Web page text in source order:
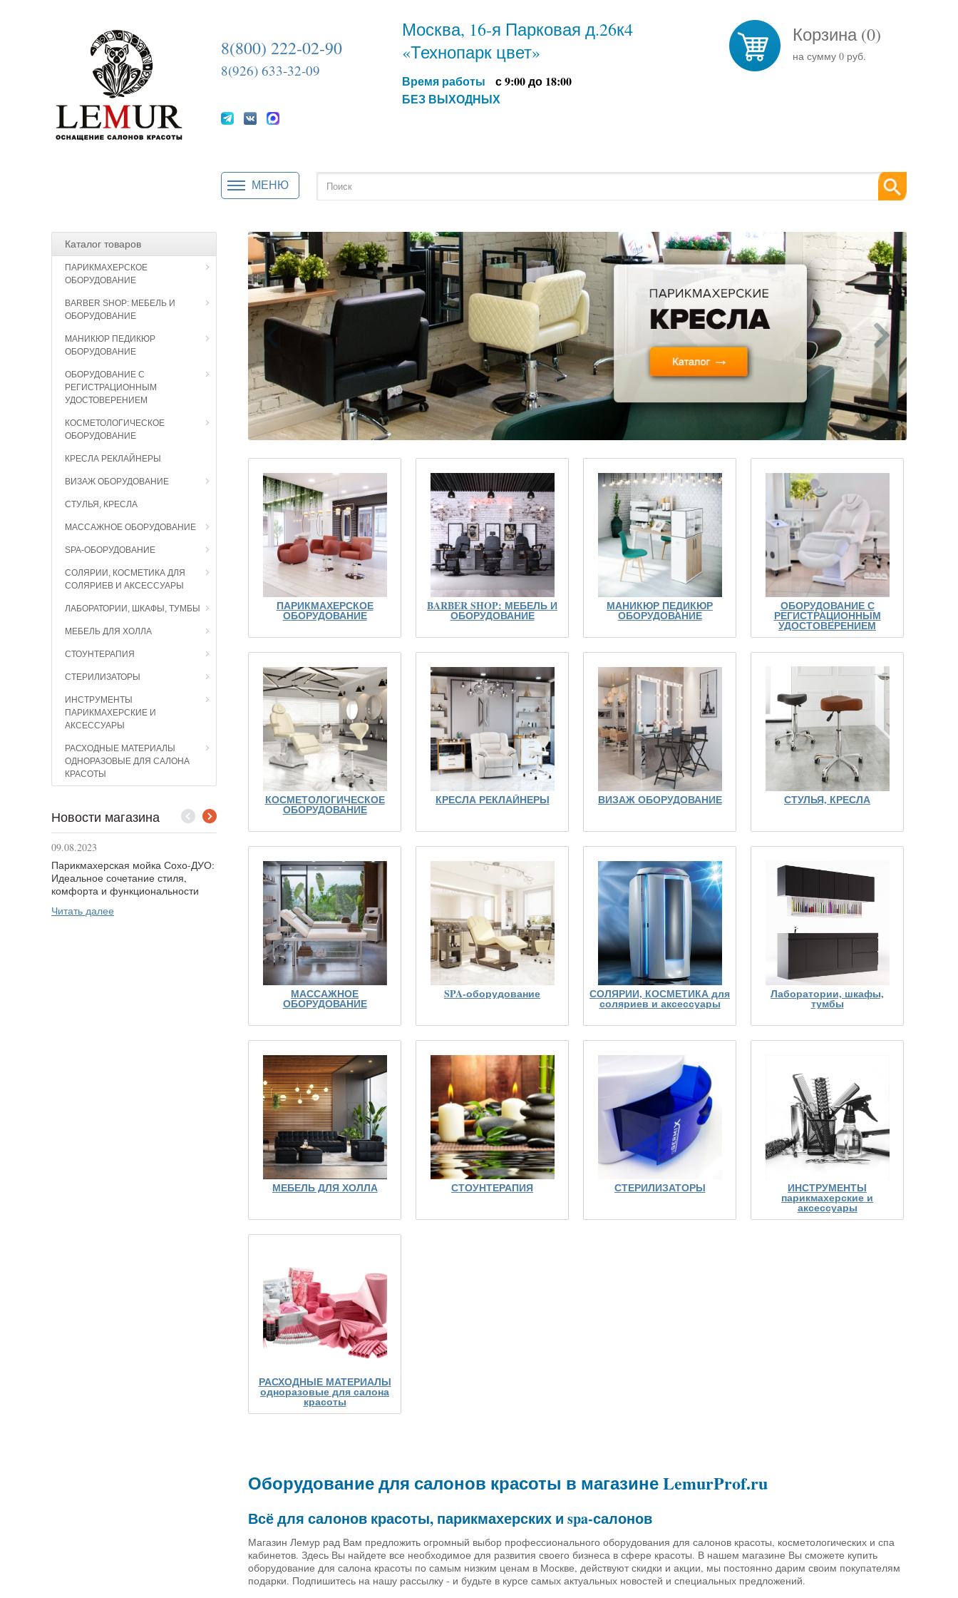
8(800) 222-02-90
8(926) 633-32-09
Москва, 16-я Парковая д.26к4
«Технопарк цвет»
Время работы
с 9:00 до 18:00
БЕЗ ВЫХОДНЫХ
Корзина (0)
на сумму 0 руб.
МЕНЮ
Каталог товаров
ПАРИКМАХЕРСКОЕ
ОБОРУДОВАНИЕ
BARBER SHOP: МЕБЕЛЬ И
ОБОРУДОВАНИЕ
МАНИКЮР ПЕДИКЮР
ОБОРУДОВАНИЕ
ОБОРУДОВАНИЕ С
РЕГИСТРАЦИОННЫМ
УДОСТОВЕРЕНИЕМ
КОСМЕТОЛОГИЧЕСКОЕ
ОБОРУДОВАНИЕ
КРЕСЛА РЕКЛАЙНЕРЫ
ВИЗАЖ ОБОРУДОВАНИЕ
СТУЛЬЯ, КРЕСЛА
МАССАЖНОЕ ОБОРУДОВАНИЕ
SPA-ОБОРУДОВАНИЕ
СОЛЯРИИ, КОСМЕТИКА ДЛЯ
СОЛЯРИЕВ И АКСЕССУАРЫ
ЛАБОРАТОРИИ, ШКАФЫ, ТУМБЫ
МЕБЕЛЬ ДЛЯ ХОЛЛА
СТОУНТЕРАПИЯ
СТЕРИЛИЗАТОРЫ
ИНСТРУМЕНТЫ
ПАРИКМАХЕРСКИЕ И
АКСЕССУАРЫ
РАСХОДНЫЕ МАТЕРИАЛЫ
ОДНОРАЗОВЫЕ ДЛЯ САЛОНА
КРАСОТЫ
Новости магазина
09.08.2023
Парикмахерская мойка Сохо-ДУО:
Идеальное сочетание стиля,
комфорта и функциональности
Читать далее
04.08.2023
Что нужно для обустройства
парикмахерской эконом-класса
Читать далее
26.07.2023
Презентация кресла Дэвид Барбер
Читать далее
ПАРИКМАХЕРСКОЕ
ОБОРУДОВАНИЕ
BARBER SHOP: МЕБЕЛЬ И
ОБОРУДОВАНИЕ
МАНИКЮР ПЕДИКЮР
ОБОРУДОВАНИЕ
ОБОРУДОВАНИЕ С
РЕГИСТРАЦИОННЫМ
УДОСТОВЕРЕНИЕМ
КОСМЕТОЛОГИЧЕСКОЕ
ОБОРУДОВАНИЕ
КРЕСЛА РЕКЛАЙНЕРЫ ВИЗАЖ ОБОРУДОВАНИЕ СТУЛЬЯ, КРЕСЛА
МАССАЖНОЕ
ОБОРУДОВАНИЕ
SPA-оборудование СОЛЯРИИ, КОСМЕТИКА для
соляриев и аксессуары
Лаборатории, шкафы,
тумбы
МЕБЕЛЬ ДЛЯ ХОЛЛА СТОУНТЕРАПИЯ СТЕРИЛИЗАТОРЫ ИНСТРУМЕНТЫ
парикмахерские и
аксессуары
РАСХОДНЫЕ МАТЕРИАЛЫ
одноразовые для салона
красоты
Оборудование для салонов красоты в магазине LemurProf.ru
Всё для салонов красоты, парикмахерских и spa-салонов
Магазин Лемур рад Вам предложить огромный выбор профессионального оборудования для салонов красоты, косметологических и спа
кабинетов. Здесь Вы найдете все необходимое для развития своего бизнеса в сфере красоты. В нашем магазине Вы сможете купить
оборудование для салона красоты по самым низким ценам в Москве, действуют скидки и акции, мы постоянно дарим своим покупателям
подарки. Подпишитесь на нашу рассылку - и будьте в курсе самых актуальных новостей и специальных предложений.